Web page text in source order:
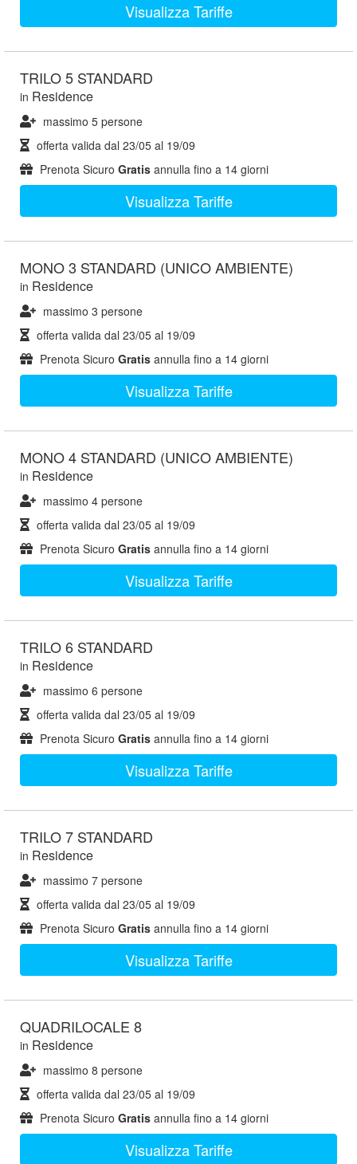
Visualizza Tariffe
TRILO 5 STANDARD
in Residence
massimo 5 persone
offerta valida dal 23/05 al 19/09
Prenota Sicuro Gratis annulla fino a 14 giorni
Visualizza Tariffe
MONO 3 STANDARD (UNICO AMBIENTE)
in Residence
massimo 3 persone
offerta valida dal 23/05 al 19/09
Prenota Sicuro Gratis annulla fino a 14 giorni
Visualizza Tariffe
MONO 4 STANDARD (UNICO AMBIENTE)
in Residence
massimo 4 persone
offerta valida dal 23/05 al 19/09
Prenota Sicuro Gratis annulla fino a 14 giorni
Visualizza Tariffe
TRILO 6 STANDARD
in Residence
massimo 6 persone
offerta valida dal 23/05 al 19/09
Prenota Sicuro Gratis annulla fino a 14 giorni
Visualizza Tariffe
TRILO 7 STANDARD
in Residence
massimo 7 persone
offerta valida dal 23/05 al 19/09
Prenota Sicuro Gratis annulla fino a 14 giorni
Visualizza Tariffe
QUADRILOCALE 8
in Residence
massimo 8 persone
offerta valida dal 23/05 al 19/09
Prenota Sicuro Gratis annulla fino a 14 giorni
Visualizza Tariffe